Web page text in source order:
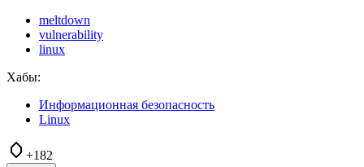
meltdown
vulnerability
linux
Хабы:
Информационная безопасность
Linux
+182